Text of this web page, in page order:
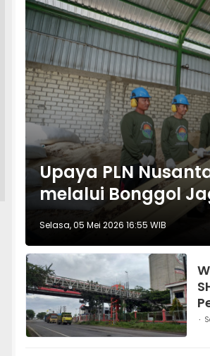
Upaya PLN
melalui Bonggol
Selasa, 05 Mei 2026 16:55 WIB